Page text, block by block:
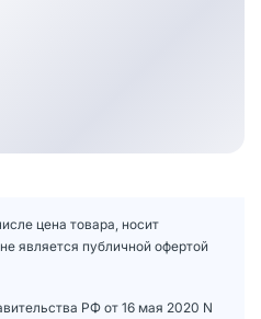
цена товара, носит
является публичной офертой
РФ от 16 мая 2020 N